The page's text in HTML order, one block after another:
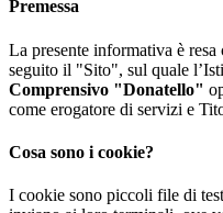
Premessa
La presente informativa è
seguito il "Sito", sul quale
Comprensivo "Donatello"
come erogatore di servizi e
Cosa sono i cookie?
I cookie sono piccoli file di